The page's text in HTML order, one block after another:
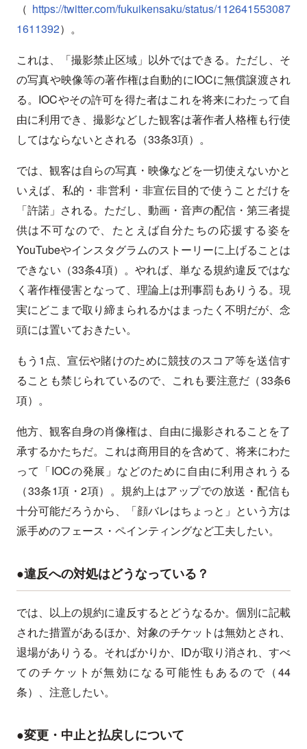
（ https://twitter.com/fukuikensaku/status/112641553087
1611392）。
これは、「撮影禁止区域」以外ではできる。ただし、そ
の写真や映像等の著作権は自動的にIOCに無償譲渡され
る。IOCやその許可を得た者はこれを将来にわたって自
由に利用でき、撮影などした観客は著作者人格権も行使
してはならないとされる（33条3項）。
では、観客は自らの写真・映像などを一切使えないかと
いえば、私的・非営利・非宣伝目的で使うことだけを
「許諾」される。ただし、動画・音声の配信・第三者提
供は不可なので、たとえば自分たちの応援する姿を
YouTubeやインスタグラムのストーリーに上げることは
できない（33条4項）。やれば、単なる規約違反ではな
く著作権侵害となって、理論上は刑事罰もありうる。現
実にどこまで取り締まられるかはまったく不明だが、念
頭には置いておきたい。
もう1点、宣伝や賭けのために競技のスコア等を送信す
ることも禁じられているので、これも要注意だ（33条6
項）。
他方、観客自身の肖像権は、自由に撮影されることを了
承するかたちだ。これは商用目的を含めて、将来にわた
って「IOCの発展」などのために自由に利用されうる
（33条1項・2項）。規約上はアップでの放送・配信も
十分可能だろうから、「顔バレはちょっと」という方は
派手めのフェース・ペインティングなど工夫したい。
●違反への対処はどうなっている？
では、以上の規約に違反するとどうなるか。個別に記載
された措置があるほか、対象のチケットは無効とされ、
退場がありうる。そればかりか、IDが取り消され、すべ
てのチケットが無効になる可能性もあるので（44
条）、注意したい。
●変更・中止と払戻しについて